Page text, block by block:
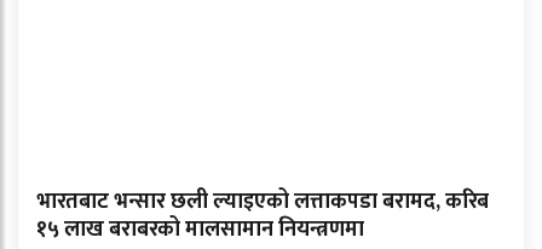
भारतबाट भन्सार छली ल्याइएको लत्ताकपडा बरामद, करिब
१५ लाख बराबरको मालसामान नियन्त्रणमा